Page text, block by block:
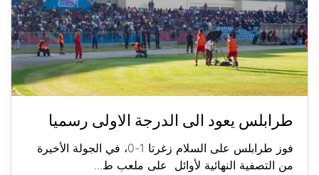
طرابلس يعود الى الدرجة الاولى رسميا
فوز طرابلس على السلام زغرتا 1-0، في الجولة الأخيرة
من التصفية النهائية لأوائل على ملعب ط...